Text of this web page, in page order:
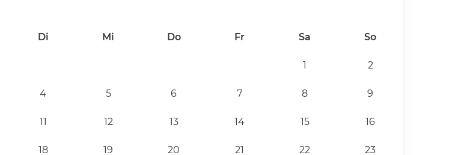
Di Mi Do Fr Sa So
1 2
4 5 6 7 8 9
11 12 13 14 15 16
18 19 20 21 22 23